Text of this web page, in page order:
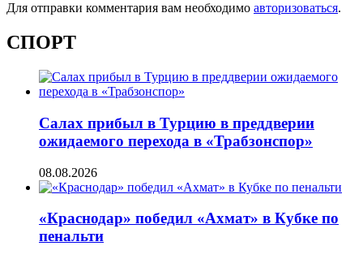
Для отправки комментария вам необходимо авторизоваться.
СПОРТ
Салах прибыл в Турцию в преддверии
ожидаемого перехода в «Трабзонспор»
08.08.2026
«Краснодар» победил «Ахмат» в Кубке по
пенальти